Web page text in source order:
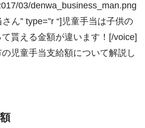
03/denwa_business_man.png
ん” type=”r “]児童手当は子供の
貰える金額が違います！[/voice]
児童手当支給額について解説し